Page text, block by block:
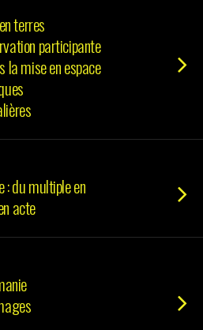
terres
participante
la mise en espace
du multiple en
acte